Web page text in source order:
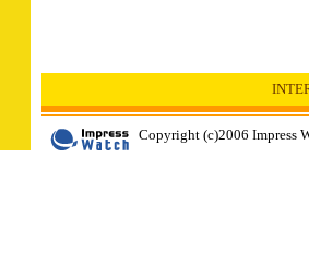
Copyright (c)2006 Impress